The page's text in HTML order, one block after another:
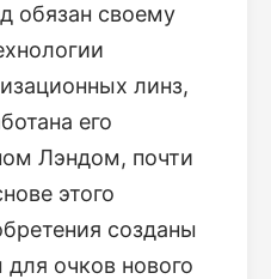
обязан своему
линз,
его
Лэндом, почти
этого
созданы
очков нового